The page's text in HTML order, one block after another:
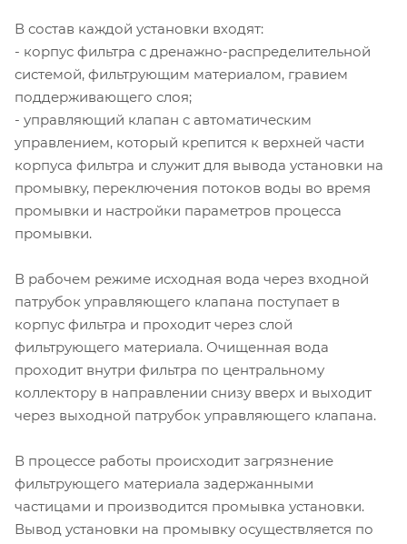
В состав каждой установки входят:
- корпус фильтра с дренажно-распределительной
системой, фильтрующим материалом, гравием
поддерживающего слоя;
- управляющий клапан с автоматическим
управлением, который крепится к верхней части
корпуса фильтра и служит для вывода установки на
промывку, переключения потоков воды во время
промывки и настройки параметров процесса
промывки.
В рабочем режиме исходная вода через входной
патрубок управляющего клапана поступает в
корпус фильтра и проходит через слой
фильтрующего материала. Очищенная вода
проходит внутри фильтра по центральному
коллектору в направлении снизу вверх и выходит
через выходной патрубок управляющего клапана.
В процессе работы происходит загрязнение
фильтрующего материала задержанными
частицами и производится промывка установки.
Вывод установки на промывку осуществляется по